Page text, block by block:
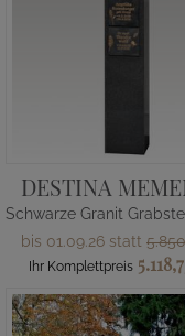
DESTINA
bis 01.09.26 statt
Ihr Komplettpreis